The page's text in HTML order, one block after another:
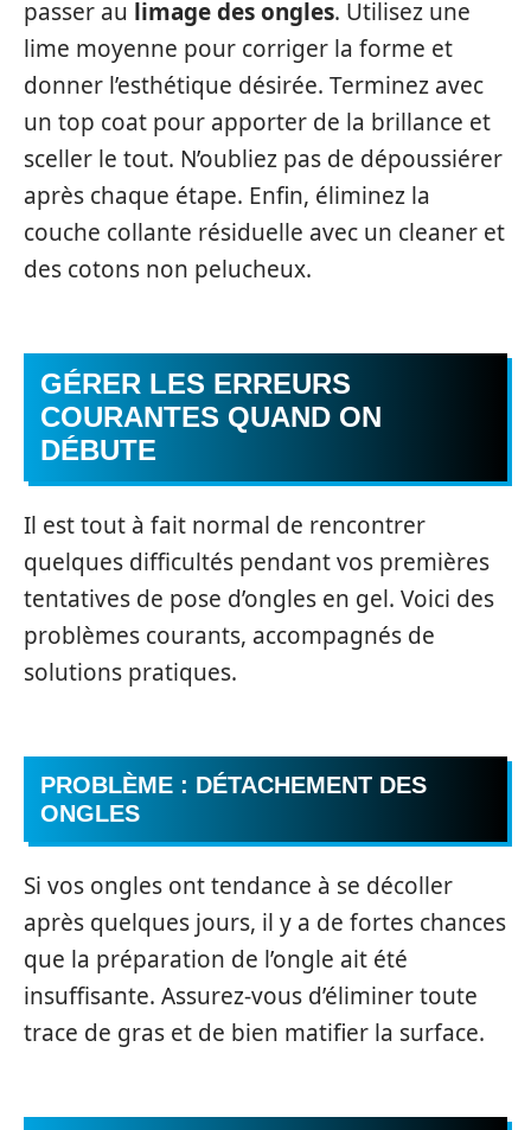
passer au limage des ongles. Utilisez une
lime moyenne pour corriger la forme et
donner l’esthétique désirée. Terminez avec
un top coat pour apporter de la brillance et
sceller le tout. N’oubliez pas de dépoussiérer
après chaque étape. Enfin, éliminez la
couche collante résiduelle avec un cleaner et
des cotons non pelucheux.
GÉRER LES ERREURS
COURANTES QUAND ON
DÉBUTE
Il est tout à fait normal de rencontrer
quelques difficultés pendant vos premières
tentatives de pose d’ongles en gel. Voici des
problèmes courants, accompagnés de
solutions pratiques.
PROBLÈME : DÉTACHEMENT DES
ONGLES
Si vos ongles ont tendance à se décoller
après quelques jours, il y a de fortes chances
que la préparation de l’ongle ait été
insuffisante. Assurez-vous d’éliminer toute
trace de gras et de bien matifier la surface.